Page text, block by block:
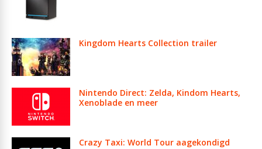
Kingdom Hearts Collection trailer
Nintendo Direct: Zelda, Kindom Hearts,
Xenoblade en meer
Crazy Taxi: World Tour aagekondigd